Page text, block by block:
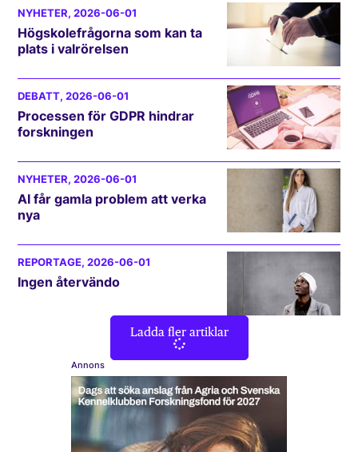
NYHETER, 2026-06-01
Högskolefrågorna som kan ta
plats i valrörelsen
DEBATT, 2026-06-01
Processen för GDPR hindrar
forskningen
NYHETER, 2026-06-01
AI får gamla problem att verka
nya
REPORTAGE, 2026-06-01
Ingen återvändo
Ladda fler artiklar
Annons